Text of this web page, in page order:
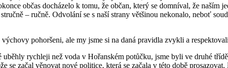
občas docházelo k tomu, že občan, který se domníval, že naším
– ručně. Odvolání se s naší strany většinou nekonalo, neboť
pohoršeni, ale my jsme si na daná pravidla zvykli a
rychleji než voda v Hořanském potůčku, jsme byli ve druhé
začal věnovat nové politice, která se začala v této době